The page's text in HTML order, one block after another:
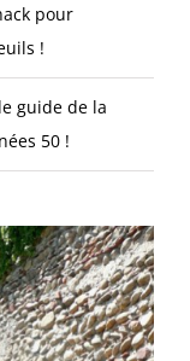
pour
!
guide de la
50 !